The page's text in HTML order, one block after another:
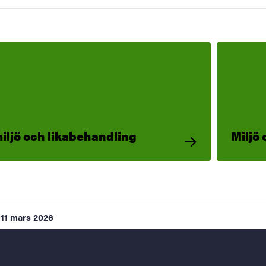
och likabehandling Miljö
11 mars 2026